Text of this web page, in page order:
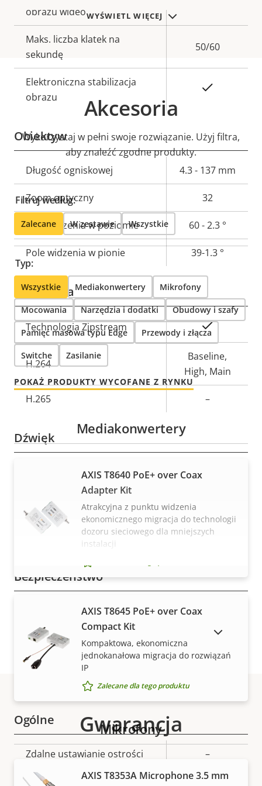
WYŚWIETL WIĘCEJ
nieruchomości
nieruchomości
obrazu wideo
Maks. liczba klatek na
sekundę
50/60
Elektroniczna stabilizacja
obrazu
Obiektyw
Opis
nieruchomości
nieruchomości
Długość ogniskowej 4.3 - 137 mm
Zoom optyczny 32
Pole widzenia w poziomie 60 - 2.3 °
Pole widzenia w pionie 39-1.3 °
Kompresja
Opis
nieruchomości
Wartość
nieruchomości
Technologia Zipstream Tak
H.264
Baseline,
High, Main
H.265 –
Dźwięk
nieruchomości
Wartość
nieruchomości
Obsługa dźwięku
Wartość
3
Bezpieczeństwo
nieruchomości
Wartość
nieruchomości
Podpisany system
operacyjny
Bezpieczne uruchamianie –
Secure keystore
Ogólne
Opis
nieruchomości
Wartość
nieruchomości
Zdalne ustawianie ostrości –
Zdalny zoom Tak
Akcesoria
Wykorzystaj w pełni swoje rozwiązanie. Użyj filtra,
aby znaleźć zgodne produkty.
Filtruj według:
Zalecane W zestawie Wszystkie
Typ:
Wszystkie Mediakonwertery Mikrofony
Mocowania Narzędzia i dodatki Obudowy i szafy
Pamięć masowa typu Edge Przewody i złącza
Switche Zasilanie
POKAŻ PRODUKTY WYCOFANE Z RYNKU
Mediakonwertery
AXIS T8640 PoE+ over Coax
Adapter Kit
Atrakcyjna z punktu widzenia
ekonomicznego migracja do technologii
dozoru sieciowego dla mniejszych
instalacji
AXIS T8645 PoE+ over Coax
Compact Kit
Kompaktowa, ekonomiczna
jednokanałowa migracja do rozwiązań
IP
Zalecane dla tego produktu
Mikrofony
AXIS T8353A Microphone 3.5 mm
POKAŻ PRODUKTY WYCOFANE Z RYNKU
Gwarancja